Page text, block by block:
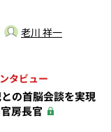
老川 祥一
タビュー
との首脳会談を実現
房長官